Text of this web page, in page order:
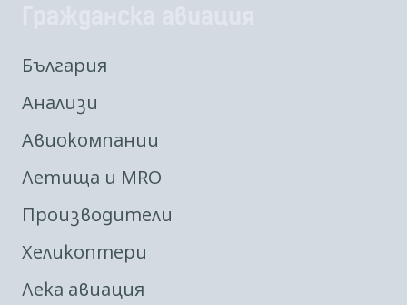
България
Анализи
Авиокомпании
Летища и MRO
Производители
Хеликоптери
Лека авиация